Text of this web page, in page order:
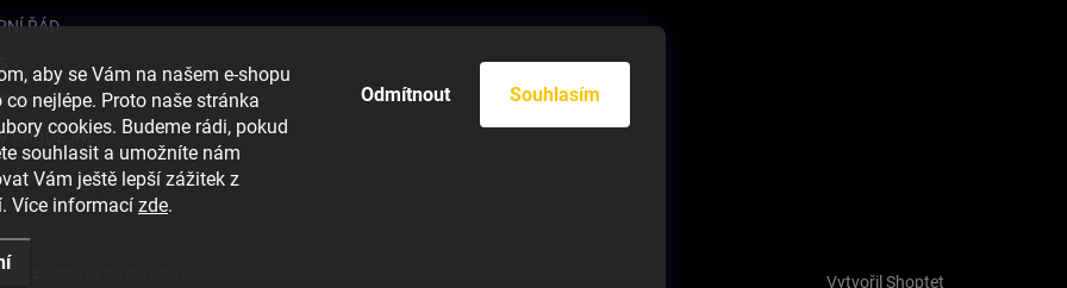
aby se Vám na našem e-shopu
nejlépe. Proto naše stránka
cookies. Budeme rádi, pokud
souhlasit a umožníte nám
Vám ještě lepší zážitek z
Více informací zde.
Odmítnout Souhlasím
ŘÁD
PRODEJNĚ
Vytvořil Shoptet